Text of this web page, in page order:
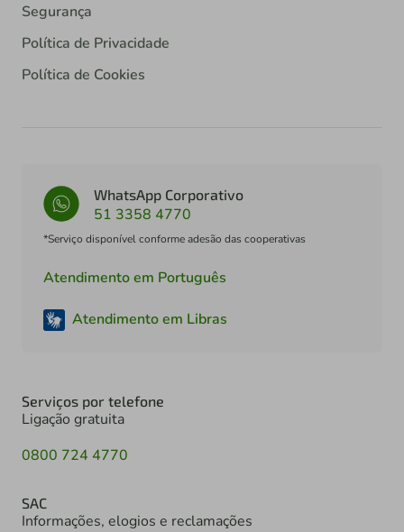
Segurança
Política de Privacidade
Política de Cookies
WhatsApp Corporativo
51 3358 4770
*Serviço disponível conforme adesão das cooperativas
Atendimento em Português
Atendimento em Libras
Serviços por telefone
Ligação gratuita
0800 724 4770
SAC
Informações, elogios e reclamações